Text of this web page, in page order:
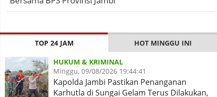
TOP 24 JAM HOT MINGGU INI
HUKUM & KRIMINAL
Minggu, 09/08/2026 19:44:41
Kapolda Jambi Pastikan Penanganan
Karhutla di Sungai Gelam Terus Dilakukan,